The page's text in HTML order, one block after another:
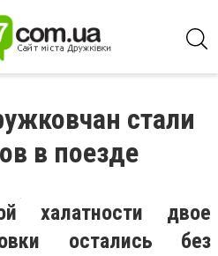
стали
в поезде
халатности двое
остались без